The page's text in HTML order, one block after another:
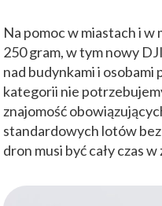
Na pomoc w miastach i w
250 gram, w tym nowy
nad budynkami i
kategorii nie
znajomość
standardowych lotów bez
dron musi być cały czas